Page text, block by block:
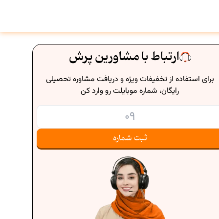
ارتباط با مشاورین پرش
برای استفاده از تخفیفات ویژه و دریافت مشاوره تحصیلی
رایگان، شماره موبایلت رو وارد کن
ثبت شماره